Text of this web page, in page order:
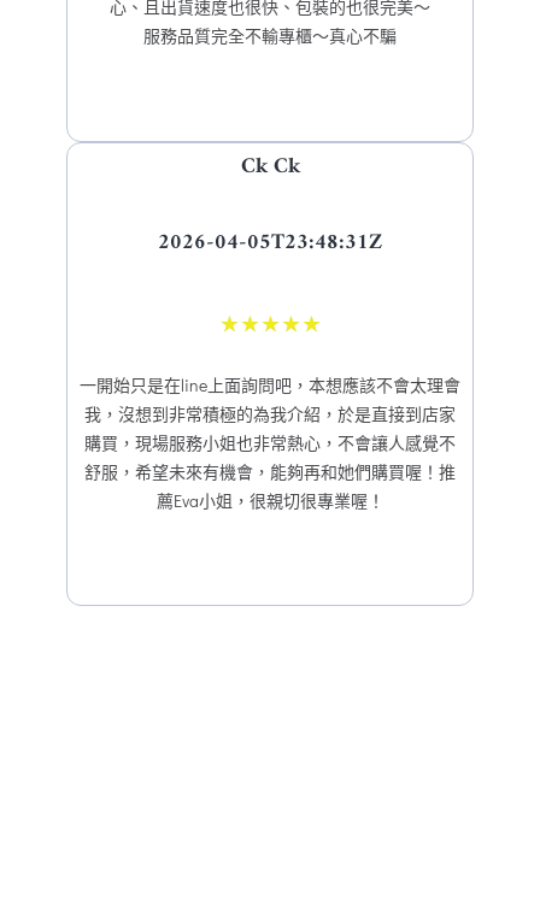
心、且出貨速度也很快、包裝的也很完美～
服務品質完全不輸專櫃～真心不騙
Ck Ck
2026-04-05T23:48:31Z
★★★★★
一開始只是在line上面詢問吧，本想應該不會太理會
我，沒想到非常積極的為我介紹，於是直接到店家
購買，現場服務小姐也非常熱心，不會讓人感覺不
舒服，希望未來有機會，能夠再和她們購買喔！推
薦Eva小姐，很親切很專業喔！